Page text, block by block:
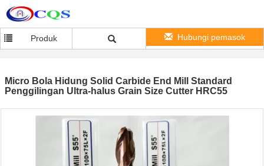
Produk Hubungi pemasok
Micro Bola Hidung Solid Carbide End Mill Standard
Penggilingan Ultra-halus Grain Size Cutter HRC55